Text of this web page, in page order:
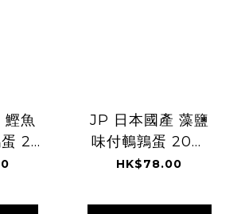
鰹魚
20
JP 日本國產 藻鹽
味付鵪鶉蛋 20粒
7842 TK260806
HK$78.00